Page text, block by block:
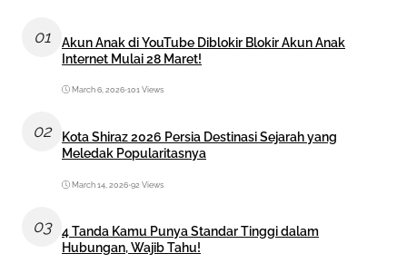
01
Akun Anak di YouTube Diblokir Blokir Akun Anak
Internet Mulai 28 Maret!
March 6, 2026•101 Views
02
Kota Shiraz 2026 Persia Destinasi Sejarah yang
Meledak Popularitasnya
March 14, 2026•92 Views
03
4 Tanda Kamu Punya Standar Tinggi dalam
Hubungan, Wajib Tahu!